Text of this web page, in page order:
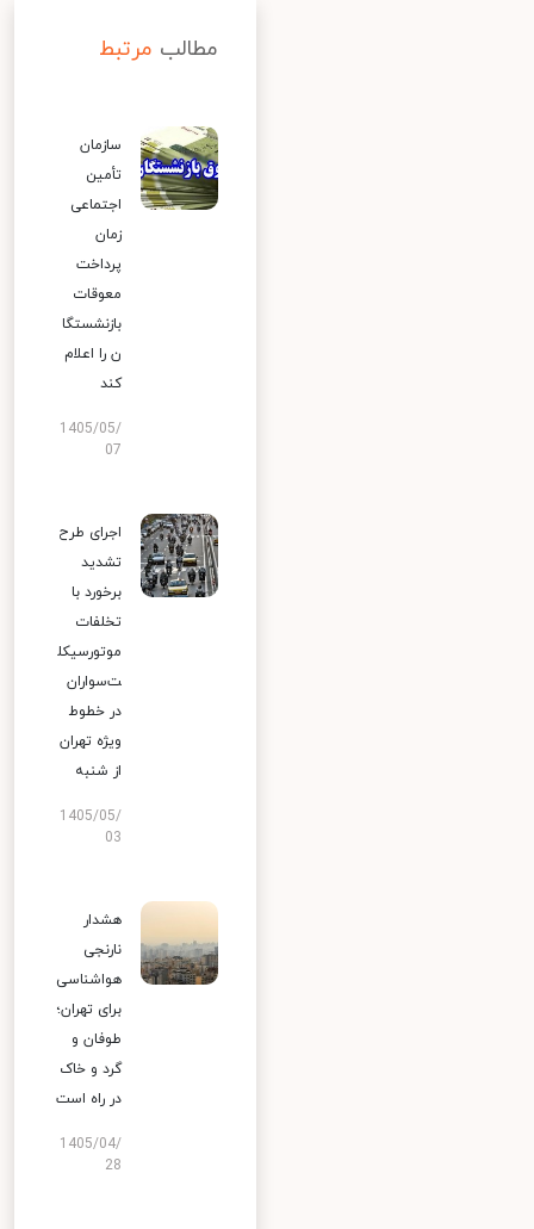
مطالب مرتبط
سازمان
تأمین
اجتماعی
زمان
پرداخت
معوقات
بازنشستگا
ن را اعلام
کند
1405/05/
07
اجرای طرح
تشدید
برخورد با
تخلفات
موتورسیکل
ت‌سواران
در خطوط
ویژه تهران
از شنبه
1405/05/
03
هشدار
نارنجی
هواشناسی
برای تهران؛
طوفان و
گرد و خاک
در راه است
1405/04/
28